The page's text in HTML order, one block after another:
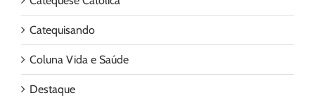
Catequisando
Coluna Vida e Saúde
Destaque